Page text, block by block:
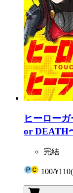
ヒーロー
or DEATH
完結
100/¥110